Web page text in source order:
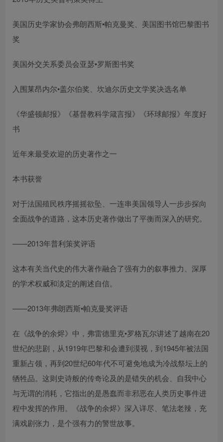
美国历史学家协会弗朗西斯•帕克曼奖、美国图书馆巴黎图书
奖
美国外交关系委员会亚瑟•罗斯图书奖
入围莱昂内尔•盖尔伯奖、坎迪尔历史文学奖决选名单
《华盛顿邮报》《基督教科学箴言报》《环球邮报》年度好
书
近年来最受欢迎的历史著作之一
本书获誉
对于法国殖民秩序摇摇欲坠、一连串美国领导人一步步探向
全面战争的道路，这本历史著作做出了平衡而深入的研究。
——2013年普利策奖评语
这本有关当代史的伟大著作融合了强有力的叙事推力、深厚
的学术权威和淡定的阐述自信。
——2013年弗朗西斯•帕克曼奖评语
在《战争的余烬》中，弗雷德里克•罗格瓦尔讲述了越南在20
世纪的悲剧，从1919年巴黎和会遭到漠视，到1945年被法国
重新占领，再到20世纪60年代不可避免地成为冷战祭坛上的
牺牲品。这则史诗般的传奇论及的是错失的机会、自我中心
与无谓的消耗，它指出的是愚蠢而非邪恶在人类历史事件进
程中发挥的作用。《战争的余烬》深入详尽、笔法老辣，充
满戏剧张力，是个强有力的警世故事。